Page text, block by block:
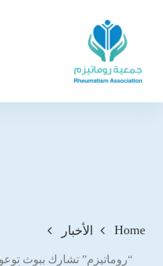
Home الأخبار
“روماتيزم” تشارك ببوث